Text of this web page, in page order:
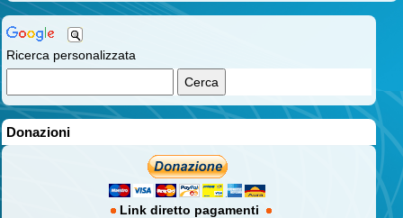
Ricerca personalizzata
Donazioni
Link diretto pagamenti